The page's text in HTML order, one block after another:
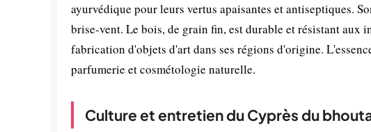
ayurvédique pour leurs vertus apaisantes et antiseptiques.
brise-vent. Le bois, de grain fin, est durable et résistant aux
fabrication d'objets d'art dans ses régions d'origine.
parfumerie et cosmétologie naturelle.
Culture et entretien du Cyprès du